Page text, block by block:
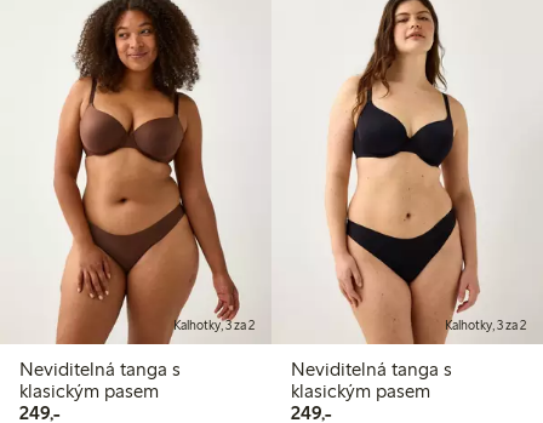
Kalhotky, 3 za 2
Neviditelná tanga s
klasickým pasem
249,-249,00 Kč
Kalhotky, 3 za 2
Neviditelná tanga s
klasickým pasem
249,-249,00 Kč